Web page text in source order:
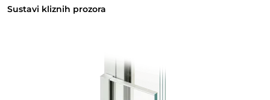
Sustavi kliznih prozora